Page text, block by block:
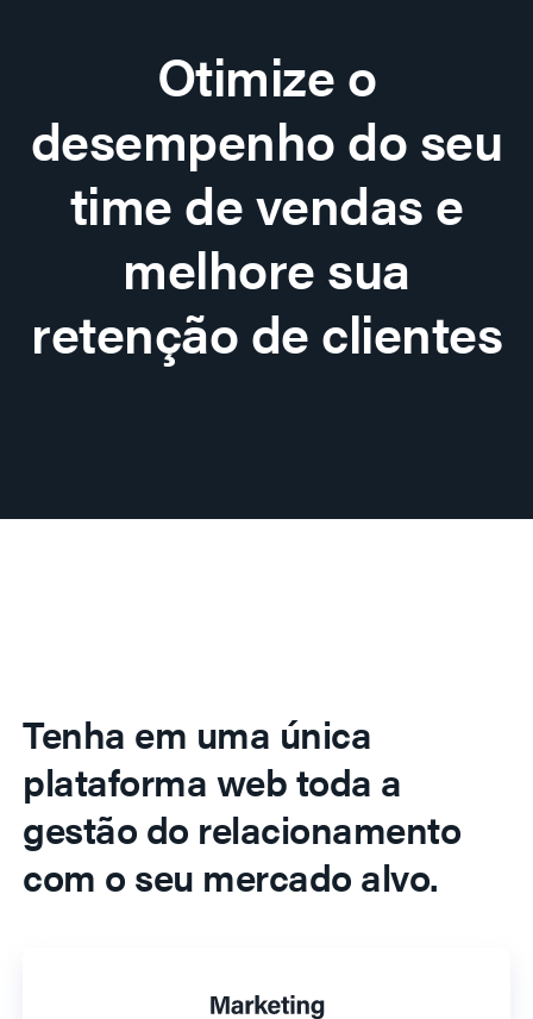
Otimize o
desempenho do seu
time de vendas e
melhore sua
retenção de clientes
Tenha em uma única
plataforma web toda a
gestão do relacionamento
com o seu mercado alvo.